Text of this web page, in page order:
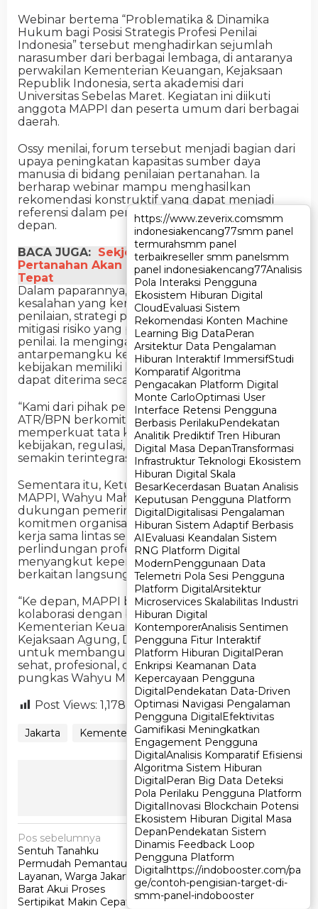
https://www.zeverix.comsmm
indonesiakencang77smm panel
termurahsmm panel
terbaikreseller smm panelsmm
panel indonesiakencang77Analisis
Pola Interaksi Pengguna
Ekosistem Hiburan Digital
CloudEvaluasi Sistem
Rekomendasi Konten Machine
Learning Big DataPeran
Arsitektur Data Pengalaman
Hiburan Interaktif ImmersifStudi
Komparatif Algoritma
Pengacakan Platform Digital
Monte CarloOptimasi User
Interface Retensi Pengguna
Berbasis PerilakuPendekatan
Analitik Prediktif Tren Hiburan
Digital Masa DepanTransformasi
Infrastruktur Teknologi Ekosistem
Hiburan Digital Skala
BesarKecerdasan Buatan Analisis
Keputusan Pengguna Platform
DigitalDigitalisasi Pengalaman
Hiburan Sistem Adaptif Berbasis
AIEvaluasi Keandalan Sistem
RNG Platform Digital
ModernPenggunaan Data
Telemetri Pola Sesi Pengguna
Platform DigitalArsitektur
Microservices Skalabilitas Industri
Hiburan Digital
KontemporerAnalisis Sentimen
Pengguna Fitur Interaktif
Platform Hiburan DigitalPeran
Enkripsi Keamanan Data
Kepercayaan Pengguna
DigitalPendekatan Data-Driven
Optimasi Navigasi Pengalaman
Pengguna DigitalEfektivitas
Gamifikasi Meningkatkan
Engagement Pengguna
DigitalAnalisis Komparatif Efisiensi
Algoritma Sistem Hiburan
DigitalPeran Big Data Deteksi
Pola Perilaku Pengguna Platform
DigitalInovasi Blockchain Potensi
Ekosistem Hiburan Digital Masa
DepanPendekatan Sistem
Dinamis Feedback Loop
Pengguna Platform
Digitalhttps://indobooster.com/pa
ge/contoh-pengisian-target-di-
smm-panel-indobooster
https://www.zeverix.comsmm
indonesiakencang77smm panel
termurahsmm panel
terbaikreseller smm panelsmm
panel indonesiakencang77Analisis
Pola Interaksi Pengguna
Ekosistem Hiburan Digital
CloudEvaluasi Sistem
Rekomendasi Konten Machine
Learning Big DataPeran
Arsitektur Data Pengalaman
Hiburan Interaktif ImmersifStudi
Komparatif Algoritma
Pengacakan Platform Digital
Monte CarloOptimasi User
Interface Retensi Pengguna
Berbasis PerilakuPendekatan
Analitik Prediktif Tren Hiburan
Digital Masa DepanTransformasi
Infrastruktur Teknologi Ekosistem
Hiburan Digital Skala
BesarKecerdasan Buatan Analisis
Keputusan Pengguna Platform
DigitalDigitalisasi Pengalaman
Hiburan Sistem Adaptif Berbasis
AIEvaluasi Keandalan Sistem
RNG Platform Digital
ModernPenggunaan Data
Telemetri Pola Sesi Pengguna
Platform DigitalArsitektur
Microservices Skalabilitas Industri
Hiburan Digital
KontemporerAnalisis Sentimen
Pengguna Fitur Interaktif
Platform Hiburan DigitalPeran
Enkripsi Keamanan Data
Kepercayaan Pengguna
DigitalPendekatan Data-Driven
Optimasi Navigasi Pengalaman
Pengguna DigitalEfektivitas
Gamifikasi Meningkatkan
Engagement Pengguna
DigitalAnalisis Komparatif Efisiensi
Algoritma Sistem Hiburan
DigitalPeran Big Data Deteksi
Pola Perilaku Pengguna Platform
DigitalInovasi Blockchain Potensi
Ekosistem Hiburan Digital Masa
DepanPendekatan Sistem
Dinamis Feedback Loop
Pengguna Platform
Digitalhttps://indobooster.com/pa
ge/contoh-pengisian-target-di-
smm-panel-indobooster
Webinar bertema “Problematika & Dinamika
Hukum bagi Posisi Strategis Profesi Penilai
Indonesia” tersebut menghadirkan sejumlah
narasumber dari berbagai lembaga, di antaranya
perwakilan Kementerian Keuangan, Kejaksaan
Republik Indonesia, serta akademisi dari
Universitas Sebelas Maret. Kegiatan ini diikuti
anggota MAPPI dan peserta umum dari berbagai
daerah.
Ossy menilai, forum tersebut menjadi bagian dari
upaya peningkatan kapasitas sumber daya
manusia di bidang penilaian pertanahan. Ia
berharap webinar mampu menghasilkan
rekomendasi konstruktif yang dapat menjadi
referensi dalam penyempurnaan kebijakan ke
depan.
BACA JUGA: Sekjen ATR/BPN: Pengaduan
Pertanahan Akan Diselesaikan Cepat dan
Tepat
Dalam paparannya, ia juga menyoroti berbagai
kesalahan yang kerap terjadi dalam praktik
penilaian, strategi penyelesaiannya, serta langkah
mitigasi risiko yang perlu diperhatikan oleh para
penilai. Ia mengingatkan pentingnya kolaborasi
antarpemangku kepentingan agar setiap
kebijakan memiliki landasan teknis yang kuat dan
dapat diterima secara luas.
“Kami dari pihak pemerintah, Kementerian
ATR/BPN berkomitmen untuk terus
memperkuat tata kelola penilaian melalui
kebijakan, regulasi, dan penguatan sistem yang
semakin terintegrasi,” tegasnya.
Sementara itu, Ketua II Dewan Pimpinan Nasional
MAPPI, Wahyu Mahendra, menyambut baik
dukungan pemerintah dan menegaskan
komitmen organisasinya untuk memperkuat
kerja sama lintas sektor. Menurutnya,
perlindungan profesi penilai tidak hanya
menyangkut kepentingan anggota, tetapi juga
berkaitan langsung dengan kepentingan publik.
“Ke depan, MAPPI berkomitmen memperkuat
kolaborasi dengan berbagai pihak, baik dari
Kementerian Keuangan, OJK, ATR/BPN,
Kejaksaan Agung, DPR RI, maupun akademisi,
untuk membangun ekosistem penilaian yang
sehat, profesional, dan terlindung secara hukum,”
pungkas Wahyu Mahendra.
Post Views: 1,178
Jakarta Kementerian ATR/BPN
Ikuti Kami
N
a
v
i
Pos sebelumnya
Sentuh Tanahku
Permudah Pemantauan
Layanan, Warga Jakarta
Barat Akui Proses
Sertipikat Makin Cepat
Pos berikutnya
Anggaran Pembayaran
Listrik PJU Kota
Tasikmalaya Capai Puluhan
Miliar Rupiah